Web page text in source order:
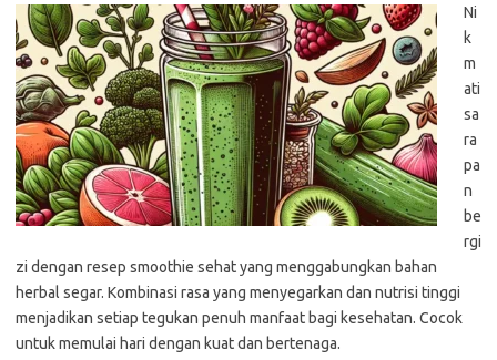
Ni
k
m
ati
sa
ra
pa
n
be
rgi
zi dengan resep smoothie sehat yang menggabungkan bahan
herbal segar. Kombinasi rasa yang menyegarkan dan nutrisi tinggi
menjadikan setiap tegukan penuh manfaat bagi kesehatan. Cocok
untuk memulai hari dengan kuat dan bertenaga.